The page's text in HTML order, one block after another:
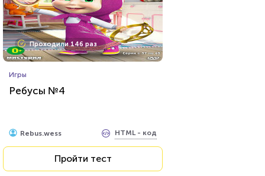
Проходили 146 раз
Игры
Ребусы №4
Rebus.wess HTML - код
Пройти тест